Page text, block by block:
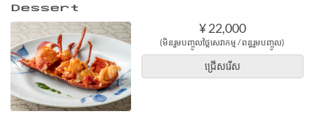
Ｄｅｓｓｅｒｔ
¥ 22,000
(មិនរួមបញ្ចូលថ្លៃសេវាកម្ម / ពន្ធរួមបញ្ចូល)
ជ្រើសរើស